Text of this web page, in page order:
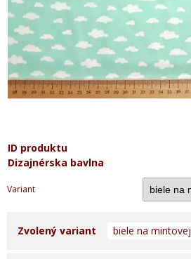
ID produktu
Dizajnérska bavlna
Variant
Zvolený variant biele na mintovej